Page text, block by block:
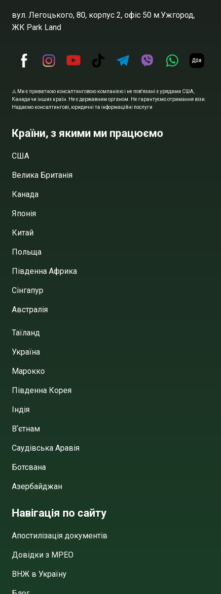
вул. Легоцького, 80, корпус 2, офіс 50 м.Ужгород,
ЖК Park Land
⚠️ Ми є приватною консалтинговою компанією і не пов'язані з урядами США,
Канади чи інших країн. Не є державним органом. Не гарантуємо отримання візи.
Надаємо консалтингові, юридичні та інформаційні послуги
Країни, з якими ми працюємо
США
Велика Британія
Канада
Японія
Китай
Польща
Південна Африка
Сінгапур
Австралія
Таїланд
Україна
Марокко
Південна Корея
Індія
Вʼєтнам
Саудівська Аравія
Ботсвана
Азербайджан
Навігація по сайту
Апостилізація документів
Довідки з МРЕО
ВНЖ в Україну